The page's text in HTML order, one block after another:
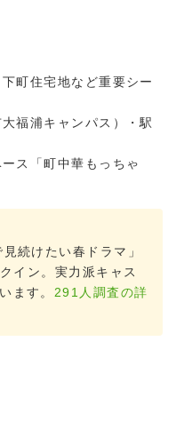
町住宅地など重要シー
福浦キャンパス）・駅
ス「町中華もっちゃ
続けたい春ドラマ」
イン。実力派キャス
ます。 291人調査の詳